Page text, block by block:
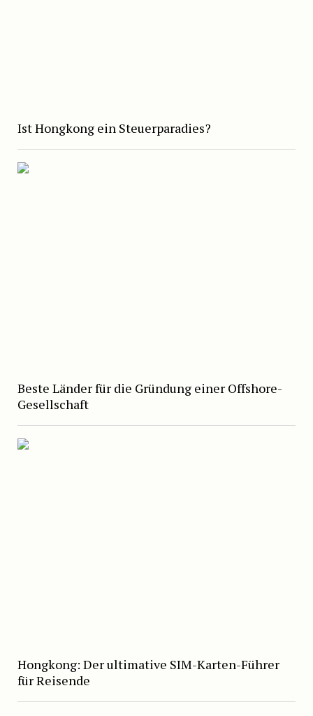
Ist Hongkong ein Steuerparadies?
Beste Länder für die Gründung einer Offshore-
Gesellschaft
Hongkong: Der ultimative SIM-Karten-Führer
für Reisende